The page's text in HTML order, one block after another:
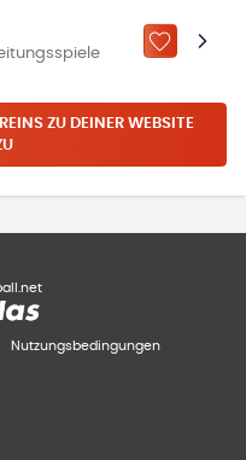
ZU „MEINE
ZU DEINER WEBSITE
Nutzungsbedingungen